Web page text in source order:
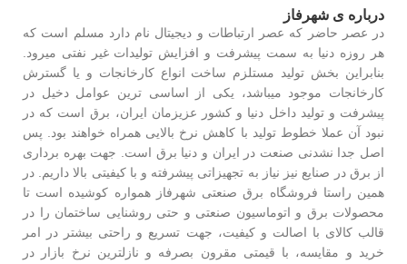
درباره ی شهرفاز
در عصر حاضر که عصر ارتباطات و دیجیتال نام دارد مسلم است که
هر روزه دنیا به سمت پیشرفت و افزایش تولیدات غیر نفتی میرود.
بنابراین بخش تولید مستلزم ساخت انواع کارخانجات و یا گسترش
کارخانجات موجود میباشد، یکی از اساسی ترین عوامل دخیل در
پیشرفت و تولید داخل دنیا و کشور عزیزمان ایران، برق است که در
نبود آن عملا خطوط تولید با کاهش نرخ بالایی همراه خواهند بود. پس
اصل جدا نشدنی صنعت در ایران و دنیا برق است. جهت بهره برداری
از برق در صنایع نیز نیاز به تجهیزاتی پیشرفته و با کیفیتی بالا داریم. در
همین راستا فروشگاه برق صنعتی شهرفاز همواره کوشیده است تا
محصولات برق و اتوماسیون صنعتی و حتی روشنایی ساختمان را در
قالب کالای با اصالت و کیفیت، جهت تسریع و راحتی بیشتر در امر
خرید و مقایسه، با قیمتی مقرون بصرفه و نازلترین نرخ بازار در